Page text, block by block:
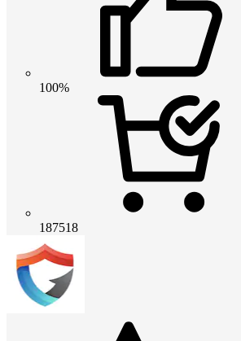
100%
187518